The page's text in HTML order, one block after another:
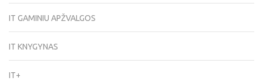
IT GAMINIU APŽVALGOS
IT KNYGYNAS
IT+